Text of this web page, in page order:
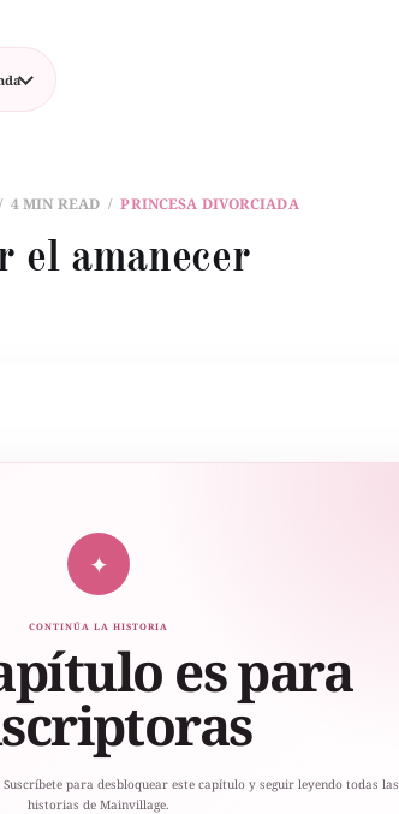
4 MIN READ PRINCESA DIVORCIADA
el amanecer
✦
CONTINÚA LA HISTORIA
es para
para desbloquear este capítulo y seguir leyendo todas las
historias de Mainvillage.